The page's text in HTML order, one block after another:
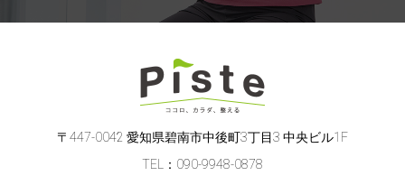
〒447-0042 愛知県碧南市中後町3丁目3 中央ビル1F
TEL：090-9948-0878